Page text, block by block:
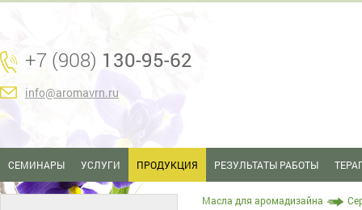
+7 (908) 130-95-62
info@aromavrn.ru
СЕМИНАРЫ УСЛУГИ ПРОДУКЦИЯ РЕЗУЛЬТАТЫ РАБОТЫ
Масла для аромадизайна